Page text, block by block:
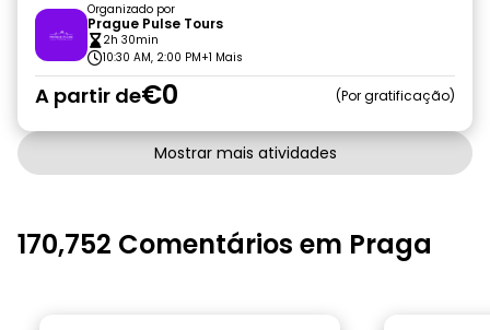
Organizado por
Prague Pulse Tours
2h 30min
10:30 AM, 2:00 PM+1 Mais
A partir de€0 Por gratificação
Mostrar mais atividades
170,752 Comentários em Praga